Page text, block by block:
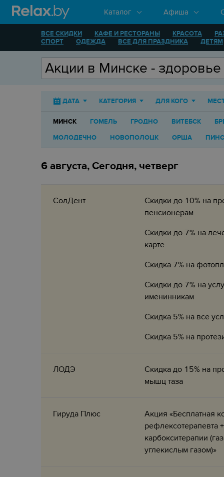
Каталог Афиша
ВСЕ СКИДКИ КАФЕ И РЕСТОРАНЫ КРАСОТА
СПОРТ
ОДЕЖДА ВСЕ ДЛЯ ПРАЗДНИКА ДЕТЯМ
ДАТА КАТЕГОРИЯ ДЛЯ КОГО
МИНСК ГОМЕЛЬ ГРОДНО ВИТЕБСК
МОЛОДЕЧНО
НОВОПОЛОЦК ОРША
6 августа, Сегодня, четверг
СолДент
Скидки до 10% на
пенсионерам
Скидки до 7% на
карте
Скидка 7% на
Скидки до 7% на
именинникам
Скидка 5% на все
Скидка 5% на
ЛОДЭ
Скидка до 15% на
мышц таза
Гируда Плюс
Акция «Бесплатная
рефлексотерапевта
карбокситерапии
углекислым газом)»